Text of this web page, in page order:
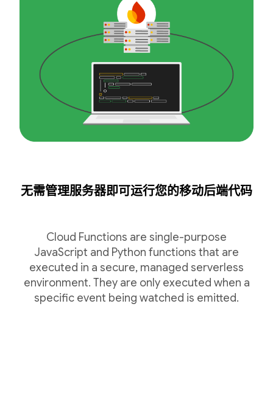
无需管理服务器即可运行您的移动后端代码
Cloud Functions are single-purpose
JavaScript and Python functions that are
executed in a secure, managed serverless
environment. They are only executed when a
specific event being watched is emitted.